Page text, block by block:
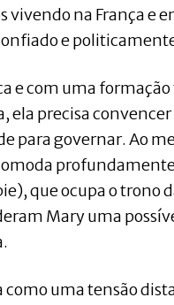
vivendo na França e
e
e com uma
ela precisa convencer
para governar. Ao
que ocupa o trono
Mary uma
como uma tensão